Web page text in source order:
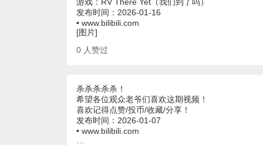
发布时间：2026-01-16
• www.bilibili.com
[图片]
0 人赞过
杀杀杀杀杀！
希望各位观众老爷们喜欢这期视频！
喜欢记得点赞/投币/收藏/分享！
发布时间：2026-01-07
• www.bilibili.com